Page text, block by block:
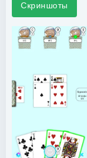
Скриншоты